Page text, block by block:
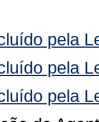
pela
pela
pela